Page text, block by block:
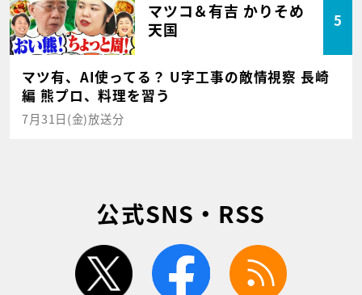
マツコ＆有吉 かりそめ
天国
5
マツ有、AI使ってる？ U字工事の敵情視察 長崎
編 熊プロ、料理を習う
7月31日(金)放送分
公式SNS・RSS
twitter facebook